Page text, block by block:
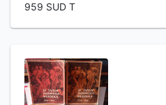
959 SUD T